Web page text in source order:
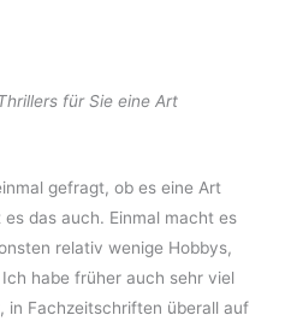
für Sie eine Art
gefragt, ob es eine Art
es das auch. Einmal macht es
relativ wenige Hobbys,
habe früher auch sehr viel
in Fachzeitschriften überall auf